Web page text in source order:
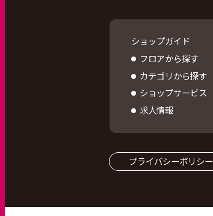
ショップガイド
フロアから探す
カテゴリから探す
ショップサービス
求人情報
プライバシーポリシー